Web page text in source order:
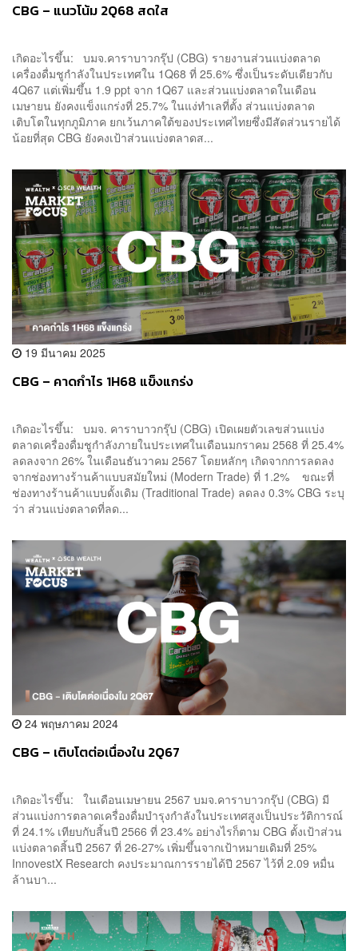
CBG – แนวโน้ม 2Q68 สดใส
เกิดอะไรขึ้น: บมจ.คาราบาวกรุ๊ป (CBG) รายงานส่วนแบ่งตลาด
เครื่องดื่มชูกำลังในประเทศใน 1Q68 ที่ 25.6% ซึ่งเป็นระดับเดียวกับ
4Q67 แต่เพิ่มขึ้น 1.9 ppt จาก 1Q67 และส่วนแบ่งตลาดในเดือน
เมษายน ยังคงแข็งแกร่งที่ 25.7% ในแง่ทำเลที่ตั้ง ส่วนแบ่งตลาด
เติบโตในทุกภูมิภาค ยกเว้นภาคใต้ของประเทศไทยซึ่งมีสัดส่วนรายได้
น้อยที่สุด CBG ยังคงเป้าส่วนแบ่งตลาดส...
19 มีนาคม 2025
CBG – คาดกำไร 1H68 แข็งแกร่ง
เกิดอะไรขึ้น: บมจ. คาราบาวกรุ๊ป (CBG) เปิดเผยตัวเลขส่วนแบ่ง
ตลาดเครื่องดื่มชูกำลังภายในประเทศในเดือนมกราคม 2568 ที่ 25.4%
ลดลงจาก 26% ในเดือนธันวาคม 2567 โดยหลักๆ เกิดจากการลดลง
จากช่องทางร้านค้าแบบสมัยใหม่ (Modern Trade) ที่ 1.2% ขณะที่
ช่องทางร้านค้าแบบดั้งเดิม (Traditional Trade) ลดลง 0.3% CBG ระบุ
ว่า ส่วนแบ่งตลาดที่ลด...
24 พฤษภาคม 2024
CBG – เติบโตต่อเนื่องใน 2Q67
เกิดอะไรขึ้น: ในเดือนเมษายน 2567 บมจ.คาราบาวกรุ๊ป (CBG) มี
ส่วนแบ่งการตลาดเครื่องดื่มบำรุงกำลังในประเทศสูงเป็นประวัติการณ์
ที่ 24.1% เทียบกับสิ้นปี 2566 ที่ 23.4% อย่างไรก็ตาม CBG ตั้งเป้าส่วน
แบ่งตลาดสิ้นปี 2567 ที่ 26-27% เพิ่มขึ้นจากเป้าหมายเดิมที่ 25%
InnovestX Research คงประมาณการรายได้ปี 2567 ไว้ที่ 2.09 หมื่น
ล้านบา...